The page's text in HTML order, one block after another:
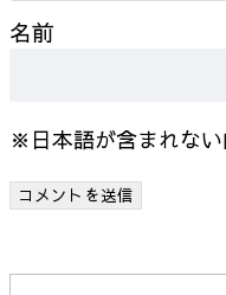
名前
※日本語が含まれない